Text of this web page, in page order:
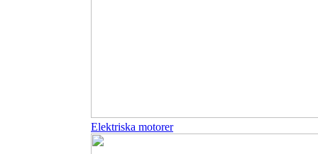
Elektriska motorer